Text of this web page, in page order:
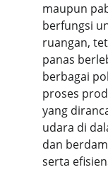
maupun
berfungsi
ruangan,
panas
berbagai
proses
yang
udara di
dan
serta